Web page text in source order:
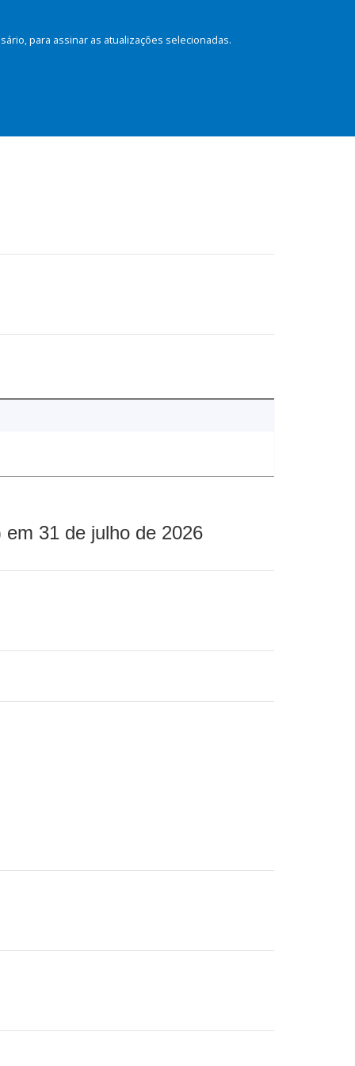
para assinar as atualizações selecionadas.
31 de julho de 2026